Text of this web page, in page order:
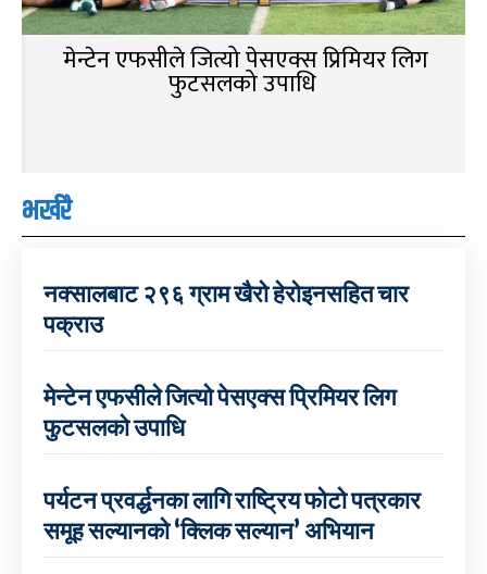
मेन्टेन एफसीले जित्यो पेसएक्स प्रिमियर लिग
फुटसलको उपाधि
भर्खरै
नक्सालबाट २९६ ग्राम खैरो हेरोइनसहित चार
पक्राउ
मेन्टेन एफसीले जित्यो पेसएक्स प्रिमियर लिग
फुटसलको उपाधि
पर्यटन प्रवर्द्धनका लागि राष्ट्रिय फोटो पत्रकार
समूह सल्यानको ‘क्लिक सल्यान’ अभियान